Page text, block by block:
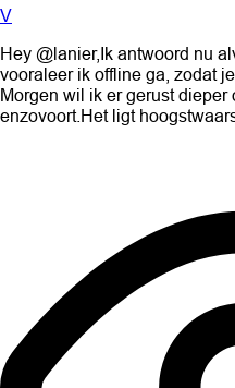
V
Hey @lanier,Ik antwoord nu
vooraleer ik offline ga, zodat
Morgen wil ik er gerust dieper
enzovoort.Het ligt